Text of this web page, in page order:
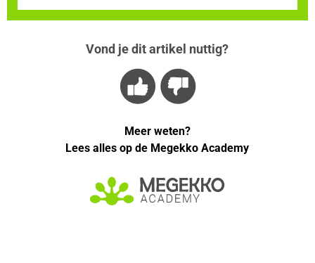
Vond je dit artikel nuttig?
Meer weten?
Lees alles op de Megekko Academy